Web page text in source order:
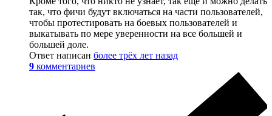
так, что фичи будут включаться на части пользователей,
чтобы протестировать на боевых пользователей и
выкатывать по мере уверенности на все большей и
большей доле.
Ответ написан более трёх лет назад
9 комментариев